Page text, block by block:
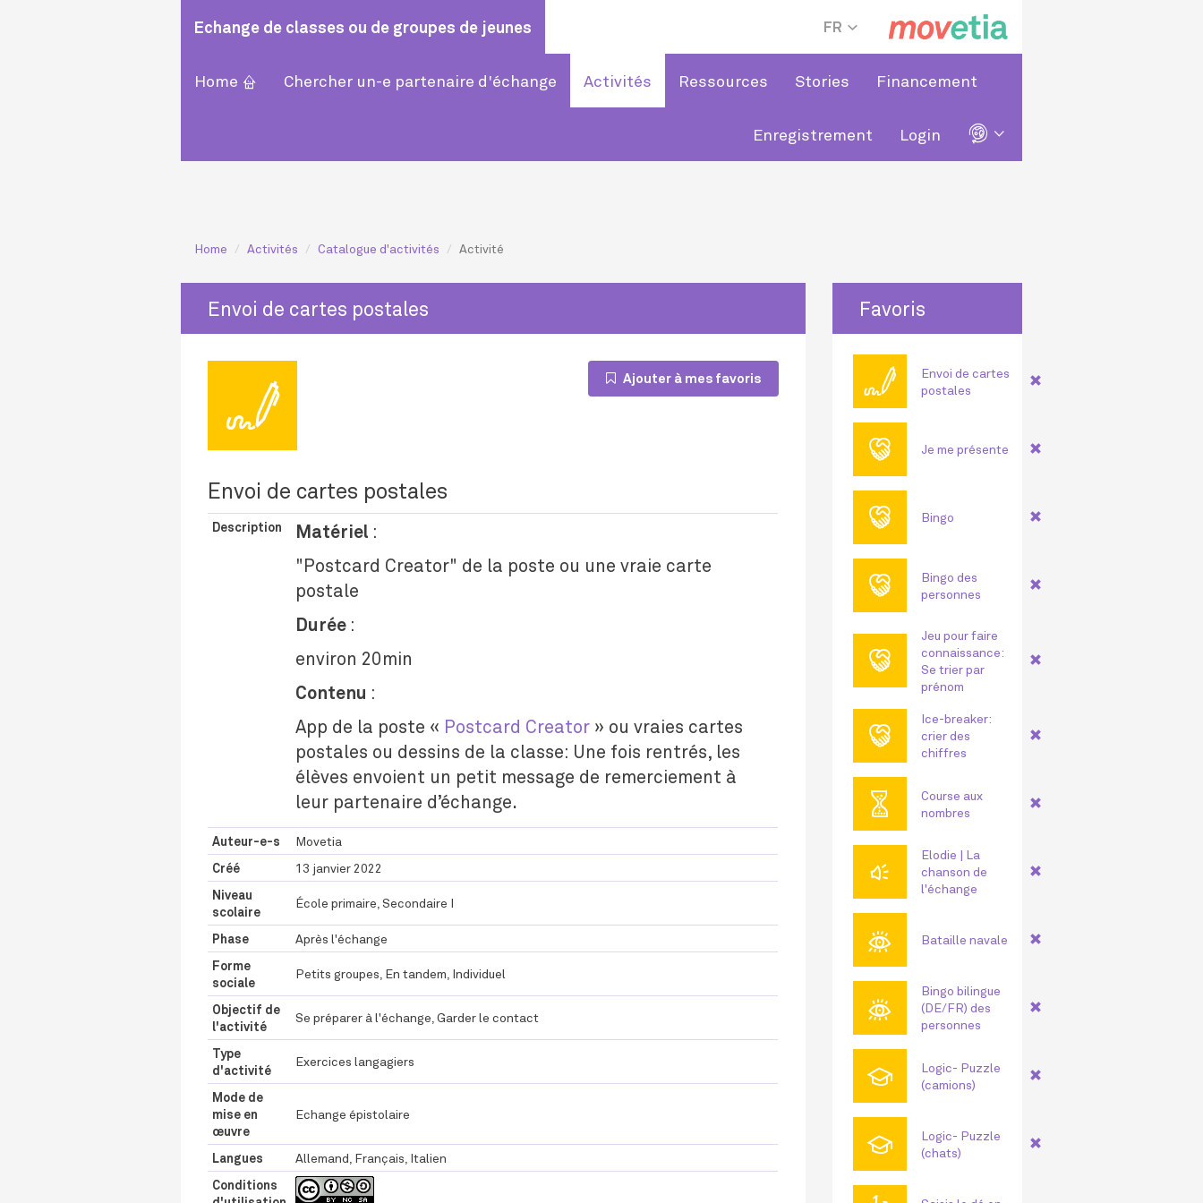
Echange de classes ou de groupes de jeunes FR
Home ⌂ Chercher un-e partenaire d'échange Activités Ressources Stories Financement
Enregistrement Login 🌐
Home Activités Catalogue d'activités Activité
Favoris
🖊
Envoi de cartes
postales
🤝 Je me présente
🤝 Bingo
🤝
Bingo des
personnes
🤝
Jeu pour faire
connaissance:
Se trier par
prénom
🤝
Ice-breaker:
crier des
chiffres
⏳
Course aux
nombres
🔊
Elodie | La
chanson de
l'échange
👁 Bataille navale
👁
Bingo bilingue
(DE/FR) des
personnes
🎓
Logic- Puzzle
(camions)
🎓
Logic- Puzzle
(chats)
Envoi de cartes postales
Ajouter à mes favoris
🖊
Envoi de cartes postales
Description Matériel :
"Postcard Creator" de la poste ou une vraie carte
postale
Durée :
environ 20min
Contenu :
App de la poste « Postcard Creator » ou vraies cartes
postales ou dessins de la classe: Une fois rentrés, les
élèves envoient un petit message de remerciement à
leur partenaire d’échange.
Auteur-e-s
Movetia
Créé
13 janvier 2022
Niveau
scolaire
École primaire, Secondaire I
Phase
Après l'échange
Forme
sociale
Petits groupes, En tandem, Individuel
Objectif de
l'activité
Se préparer à l'échange, Garder le contact
Type
d'activité
Exercices langagiers
Mode de
mise en
œuvre
Echange épistolaire
Langues
Allemand, Français, Italien
Conditions